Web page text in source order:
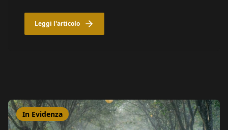
Leggi l'articolo
In Evidenza